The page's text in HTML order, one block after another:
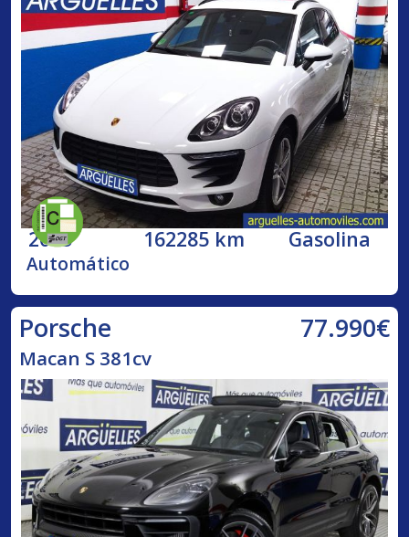
2015 162285 km Gasolina
Automático
Porsche 77.990€
Macan S 381cv